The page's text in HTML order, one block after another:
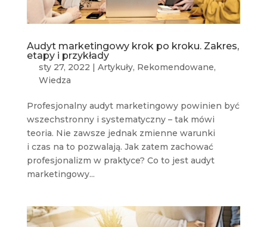
Audyt marketingowy krok po kroku. Zakres,
etapy i przykłady
sty 27, 2022 | Artykuły, Rekomendowane,
Wiedza
Profesjonalny audyt marketingowy powinien być
wszechstronny i systematyczny – tak mówi
teoria. Nie zawsze jednak zmienne warunki
i czas na to pozwalają. Jak zatem zachować
profesjonalizm w praktyce? Co to jest audyt
marketingowy...